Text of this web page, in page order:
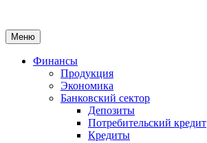
Меню
Финансы
Продукция
Экономика
Банковский сектор
Депозиты
Потребительский кредит
Кредиты